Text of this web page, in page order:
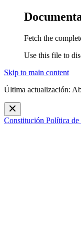
Fetch the
Use this file to
Skip to main content
Última actualización:
Constitución Política